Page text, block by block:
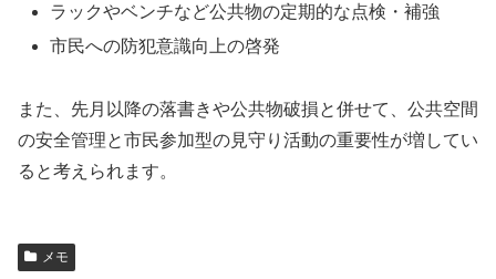
ラックやベンチなど公共物の定期的な点検・補強
市民への防犯意識向上の啓発
また、先月以降の落書きや公共物破損と併せて、公共空間
の安全管理と市民参加型の見守り活動の重要性が増してい
ると考えられます。
メモ